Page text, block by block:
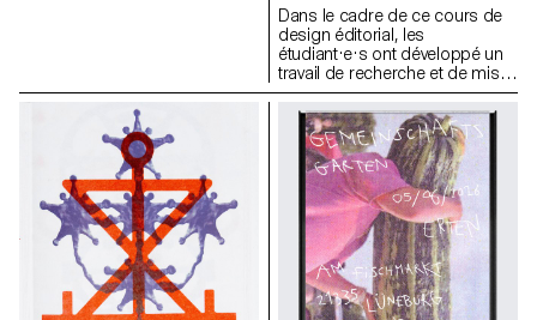
interprétation singulière de
celle-ci. L’identité est déclinée
sur une série de supports, de
la carte de visite au format F4,
comprenant affiches, flyers,
cartes de visite ainsi qu’une
affiche animée.
Dans le cadre de ce cours de
design éditorial, les
étudiant·e·s ont développé un
travail de recherche et de mise
en forme de textes autour d’un
thème commun. À partir d’une
sélection de sources, chaque
projet propose deux éditions
au contenu identique, déclinées
dans un grand et un petit
format.